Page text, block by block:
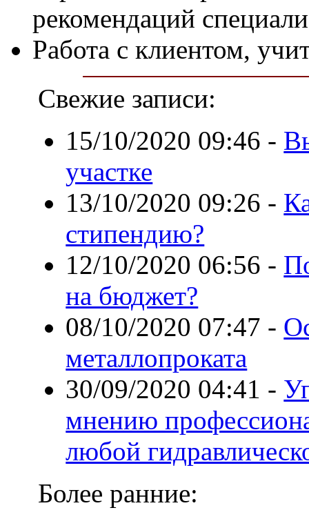
рекомендаций
Работа с клиентом,
Свежие записи:
15/10/2020 09:46 -
участке
13/10/2020 09:26 -
стипендию?
12/10/2020 06:56 -
на бюджет?
08/10/2020 07:47 -
металлопроката
30/09/2020 04:41 -
мнению
любой
Более ранние: